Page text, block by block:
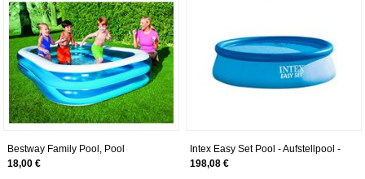
Bestway Family Pool, Pool
rechteckig für Kinder, leicht
18,00 €
Intex Easy Set Pool - Aufstellpool -
Ø 366 x 76 cm - Mit Filteranlage
198,08 €